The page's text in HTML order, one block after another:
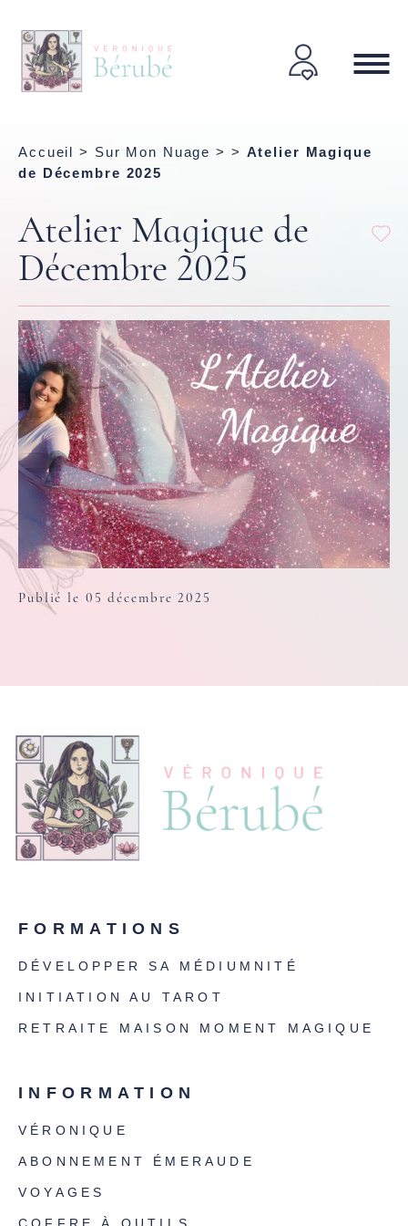
Accueil > Sur Mon Nuage > > Atelier Magique
de Décembre 2025
Atelier Magique de
Décembre 2025
Publié le 05 décembre 2025
FORMATIONS
DÉVELOPPER SA MÉDIUMNITÉ
INITIATION AU TAROT
RETRAITE MAISON MOMENT MAGIQUE
INFORMATION
VÉRONIQUE
ABONNEMENT ÉMERAUDE
VOYAGES